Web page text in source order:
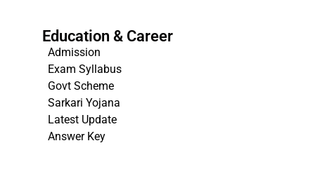
Education & Career
Admission
Exam Syllabus
Govt Scheme
Sarkari Yojana
Latest Update
Answer Key